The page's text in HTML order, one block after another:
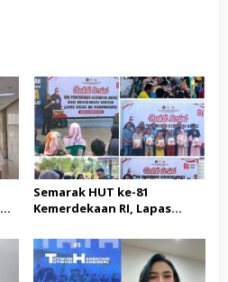
Semarak HUT ke-81
Kemerdekaan RI, Lapas
Sosial dan Pemeriksaan
Kesehatan Gratis bagi
Masyarakat